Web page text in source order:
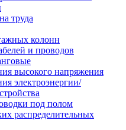
труда
колонн
и проводов
высокого напряжения
электроэнергии/
под полом
распределительных